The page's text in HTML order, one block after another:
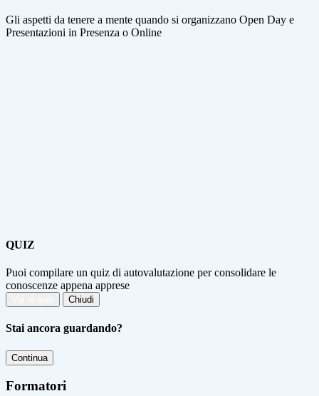
Gli aspetti da tenere a mente quando si organizzano Open Day e
Presentazioni in Presenza o Online
QUIZ
Puoi compilare un quiz di autovalutazione per consolidare le
conoscenze appena apprese
Chiudi
Stai ancora guardando?
Continua
Formatori